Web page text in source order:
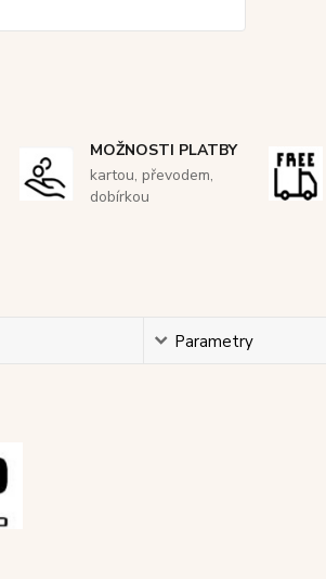
MOŽNOSTI PLATBY
kartou, převodem,
dobírkou
Parametry